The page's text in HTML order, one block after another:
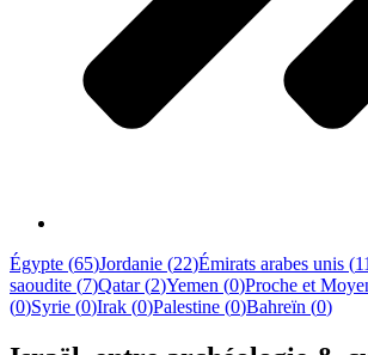
Égypte (65)Jordanie (22)Émirats arabes unis (11
saoudite (7)Qatar (2)Yemen (0)Proche et
(0)Syrie (0)Irak (0)Palestine (0)Bahreïn (0)